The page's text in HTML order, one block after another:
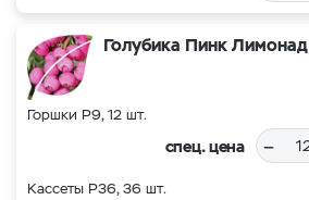
Голубика Пинк Лимонад
Горшки Р9, 12 шт.
спец. цена –
Кассеты Р36, 36 шт.